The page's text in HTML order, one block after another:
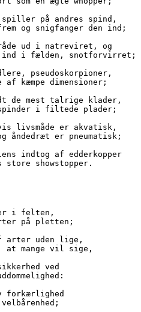
spiller på andres spind,
frem og snigfanger den ind;
ud i natreviret, og
ind i fælden, snotforvirret;
pseudoskorpioner,
af kæmpe dimensioner;
de mest talrige klader,
spinder i filtede plader;
livsmåde er akvatisk,
og åndedræt er pneumatisk;
indtog af edderkopper
store showstopper.
i felten,
arter på pletten;
arter uden lige,
at mange vil sige,
ved
guddommelighed:
forkærlighed
velbårenhed;